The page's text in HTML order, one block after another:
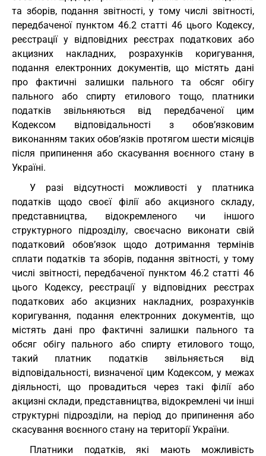
та зборів, подання звітності, у тому числі звітності,
передбаченої пунктом 46.2 статті 46 цього Кодексу,
реєстрації у відповідних реєстрах податкових або
акцизних накладних, розрахунків коригування,
подання електронних документів, що містять дані
про фактичні залишки пального та обсяг обігу
пального або спирту етилового тощо, платники
податків звільняються від передбаченої цим
Кодексом відповідальності з обов’язковим
виконанням таких обов’язків протягом шести місяців
після припинення або скасування воєнного стану в
Україні.
У разі відсутності можливості у платника
податків щодо своєї філії або акцизного складу,
представництва, відокремленого чи іншого
структурного підрозділу, своєчасно виконати свій
податковий обов’язок щодо дотримання термінів
сплати податків та зборів, подання звітності, у тому
числі звітності, передбаченої пунктом 46.2 статті 46
цього Кодексу, реєстрації у відповідних реєстрах
податкових або акцизних накладних, розрахунків
коригування, подання електронних документів, що
містять дані про фактичні залишки пального та
обсяг обігу пального або спирту етилового тощо,
такий платник податків звільняється від
відповідальності, визначеної цим Кодексом, у межах
діяльності, що провадиться через такі філії або
акцизні склади, представництва, відокремлені чи інші
структурні підрозділи, на період до припинення або
скасування воєнного стану на території України.
Платники податків, які мають можливість